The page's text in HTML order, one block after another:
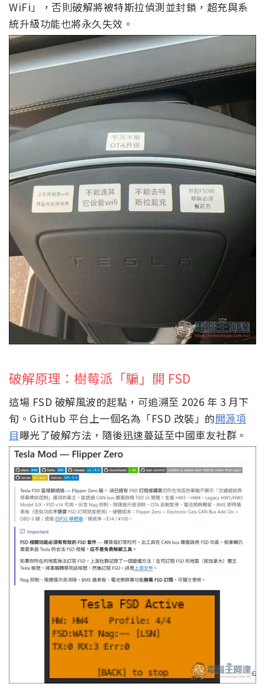
WiFi」，否則破解將被特斯拉偵測並封鎖，超充與系
統升級功能也將永久失效。
破解原理：樹莓派「騙」開 FSD
這場 FSD 破解風波的起點，可追溯至 2026 年 3 月下
旬。GitHub 平台上一個名為「FSD 改裝」的開源項
目曝光了破解方法，隨後迅速蔓延至中國車友社群。